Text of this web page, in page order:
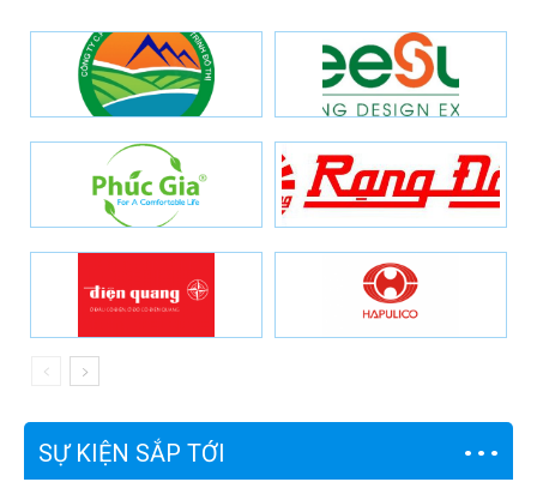
SỰ KIỆN SẮP TỚI